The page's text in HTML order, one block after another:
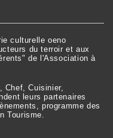
culturelle oeno
du terroir et aux
de l'Association à
Chef, Cuisinier,
leurs partenaires
programme des
Tourisme.